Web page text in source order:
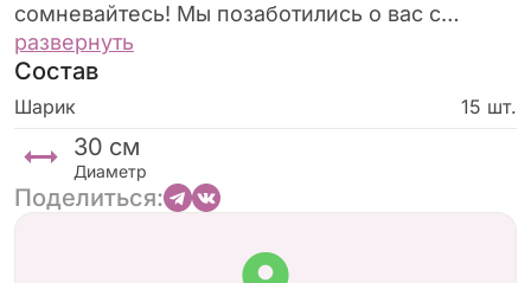
сомневайтесь! Мы позаботились о вас с
помощью наших воздушных 15 шаров
украшенные рисунками из символами,
восхваляю Shimmy именинника надписями с
красного перца, акулы – оригинальный способ
поздравить с днём рождения! Эти красочные
шары наполненные гелем они подходят для
обязательно украсят любую вечеринку или
развернуть
Состав
Шарик 15 шт.
30 см
Диаметр
Поделиться: